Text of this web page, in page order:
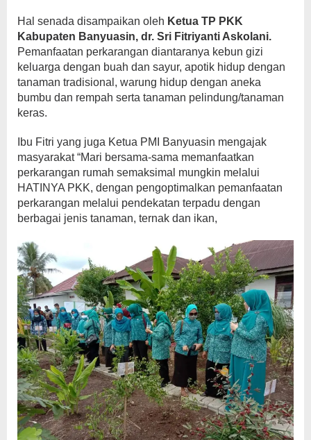
Hal senada disampaikan oleh Ketua TP PKK
Kabupaten Banyuasin, dr. Sri Fitriyanti Askolani.
Pemanfaatan perkarangan diantaranya kebun gizi
keluarga dengan buah dan sayur, apotik hidup dengan
tanaman tradisional, warung hidup dengan aneka
bumbu dan rempah serta tanaman pelindung/tanaman
keras.
Ibu Fitri yang juga Ketua PMI Banyuasin mengajak
masyarakat “Mari bersama-sama memanfaatkan
perkarangan rumah semaksimal mungkin melalui
HATINYA PKK, dengan pengoptimalkan pemanfaatan
perkarangan melalui pendekatan terpadu dengan
berbagai jenis tanaman, ternak dan ikan,